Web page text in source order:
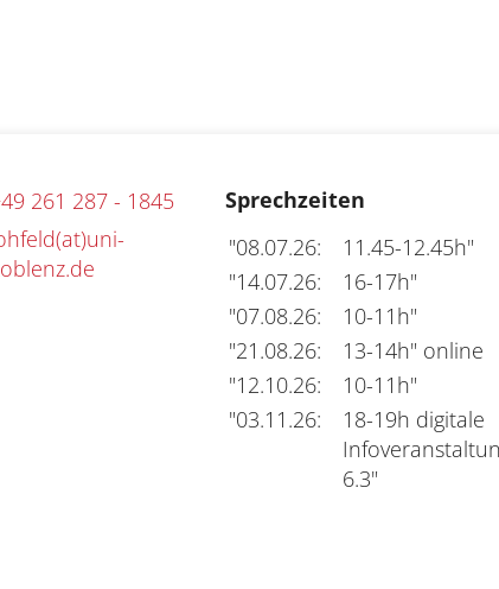
261 287 - 1845
Sprechzeiten
"08.07.26:
11.45-12.45h"
"14.07.26:
16-17h"
"07.08.26:
10-11h"
"21.08.26:
13-14h" online
"12.10.26:
10-11h"
"03.11.26:
18-19h digitale
6.3"